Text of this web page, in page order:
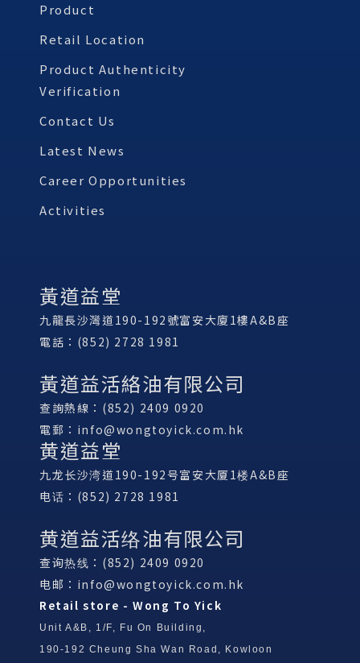
Product
Retail Location
Product Authenticity
Verification
Contact Us
Latest News
Career Opportunities
Activities
黃道益堂
九龍長沙灣道190-192號富安大廈1樓A&B座
電話：(852) 2728 1981
黃道益活絡油有限公司
查詢熱線：(852) 2409 0920
電郵： info@wongtoyick.com.hk
黄道益堂
九龙长沙湾道190-192号富安大厦1楼A&B座
电话：(852) 2728 1981
黄道益活络油有限公司
查询热线：(852) 2409 0920
电邮： info@wongtoyick.com.hk
Retail store - Wong To Yick
Unit A&B, 1/F, Fu On Building,
190-192 Cheung Sha Wan Road, Kowloon